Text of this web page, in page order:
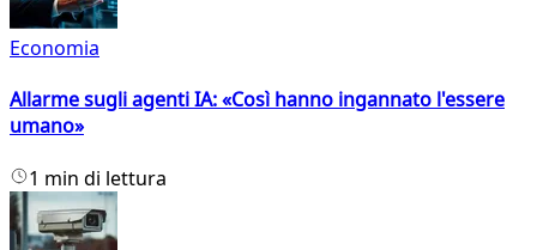
Economia
Allarme sugli agenti IA: «Così hanno ingannato l'essere
umano»
1 min di lettura